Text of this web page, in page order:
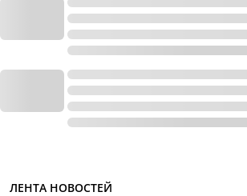
ЛЕНТА НОВОСТЕЙ